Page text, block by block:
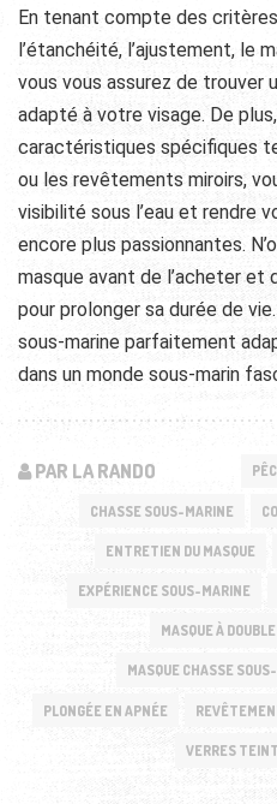
En tenant compte des
l’étanchéité, l’ajustement, le
vous vous assurez de trouver
adapté à votre visage. De
caractéristiques spécifiques
ou les revêtements miroirs,
visibilité sous l’eau et rendre
encore plus passionnantes.
masque avant de l’acheter et
pour prolonger sa durée de
sous-marine parfaitement
dans un monde sous-marin
PAR LA RANDO
CHASSE SOUS-MARINE
ENTRETIEN DU MASQUE
EXPÉRIENCE SOUS-MARINE
MASQUE À
MASQUE CHASSE
PLONGÉE EN APNÉE
VERRES